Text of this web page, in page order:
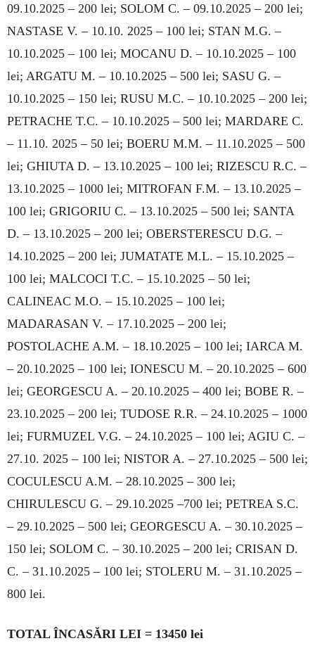
09.10.2025 – 200 lei; SOLOM C. – 09.10.2025 – 200 lei;
NASTASE V. – 10.10. 2025 – 100 lei; STAN M.G. –
10.10.2025 – 100 lei; MOCANU D. – 10.10.2025 – 100
lei; ARGATU M. – 10.10.2025 – 500 lei; SASU G. –
10.10.2025 – 150 lei; RUSU M.C. – 10.10.2025 – 200 lei;
PETRACHE T.C. – 10.10.2025 – 500 lei; MARDARE C.
– 11.10. 2025 – 50 lei; BOERU M.M. – 11.10.2025 – 500
lei; GHIUTA D. – 13.10.2025 – 100 lei; RIZESCU R.C. –
13.10.2025 – 1000 lei; MI­TROFAN F.M. – 13.10.2025 –
100 lei; GRI­GORIU C. – 13.10.2025 – 500 lei; SANTA
D. – 13.10.2025 – 200 lei; OBERSTERESCU D.G. –
14.10.2025 – 200 lei; JUMATATE M.L. – 15.10.2025 –
100 lei; MALCOCI T.C. – 15.10.2025 – 50 lei;
CALINEAC M.O. – 15.10.2025 – 100 lei;
MADARASAN V. – 17.10.2025 – 200 lei;
POSTOLACHE A.M. – 18.10.2025 – 100 lei; IARCA M.
– 20.10.2025 – 100 lei; IONESCU M. – 20.10.2025 – 600
lei; GEORGESCU A. – 20.10.2025 – 400 lei; BOBE R. –
23.10.2025 – 200 lei; TUDOSE R.R. – 24.10.2025 – 1000
lei; FURMUZEL V.G. – 24.10.2025 – 100 lei; AGIU C. –
27.10. 2025 – 100 lei; NISTOR A. – 27.10.2025 – 500 lei;
COCULESCU A.M. – 28.10.2025 – 300 lei;
CHIRULESCU G. – 29.10.2025 –700 lei; PETREA S.C.
– 29.10.2025 – 500 lei; GEOR­GESCU A. – 30.10.2025 –
150 lei; SOLOM C. – 30.10.2025 – 200 lei; CRISAN D.
C. – 31.10.2025 – 100 lei; STOLERU M. – 31.10.2025 –
800 lei.
TOTAL ÎNCASĂRI LEI = 13450 lei